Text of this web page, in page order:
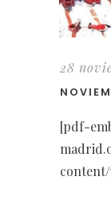
28
[pdf-
content/